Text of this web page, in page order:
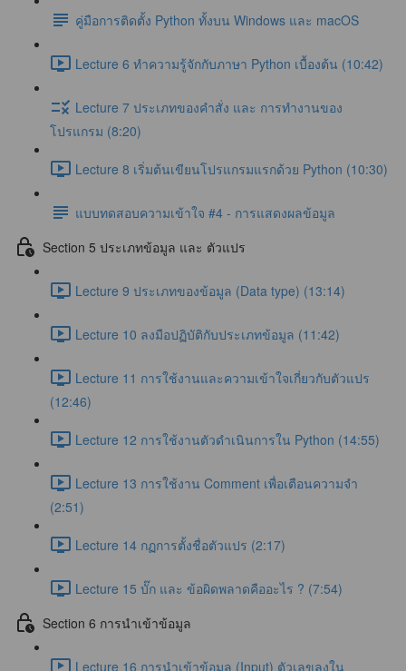
คู่มือการติดตั้ง Python ทั้งบน Windows และ macOS
Lecture 6 ทำความรู้จักกับภาษา Python เบื้องต้น (10:42)
Lecture 7 ประเภทของคำสั่ง และ การทำงานของ
โปรแกรม (8:20)
Lecture 8 เริ่มต้นเขียนโปรแกรมแรกด้วย Python (10:30)
แบบทดสอบความเข้าใจ #4 - การแสดงผลข้อมูล
Section 5 ประเภทข้อมูล และ ตัวแปร
Lecture 9 ประเภทของข้อมูล (Data type) (13:14)
Lecture 10 ลงมือปฏิบัติกับประเภทข้อมูล (11:42)
Lecture 11 การใช้งานและความเข้าใจเกี่ยวกับตัวแปร
(12:46)
Lecture 12 การใช้งานตัวดำเนินการใน Python (14:55)
Lecture 13 การใช้งาน Comment เพื่อเตือนความจำ
(2:51)
Lecture 14 กฏการตั้งชื่อตัวแปร (2:17)
Lecture 15 บั๊ก และ ข้อผิดพลาดคืออะไร ? (7:54)
Section 6 การนำเข้าข้อมูล
Lecture 16 การนำเข้าข้อมูล (Input) ตัวเลขลงใน